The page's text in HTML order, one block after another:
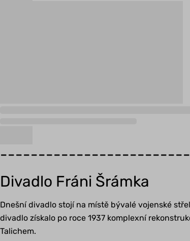
Divadlo Fráni Šrámka
Dnešní divadlo stojí na místě bývalé vojenské
divadlo získalo po roce 1937 komplexní
Talichem.